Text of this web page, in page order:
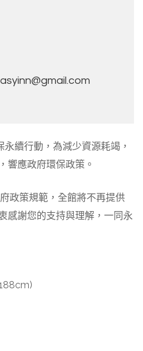
續行動，為減少資源耗竭，
響應政府環保政策。
政策規範，全館將不再提供
感謝您的支持與理解，一同永